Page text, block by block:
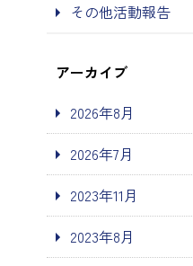
その他活動報告
アーカイブ
2026年8月
2026年7月
2023年11月
2023年8月